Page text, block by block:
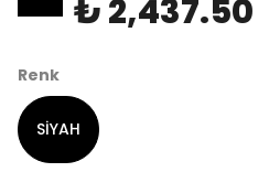
₺ 2,437.50
Renk
SİYAH